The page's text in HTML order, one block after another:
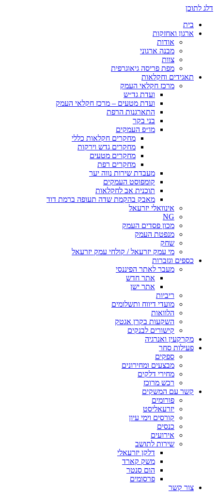
דלג לתוכן
בית
ארגון ואחזקות
אודות
מבנה ארגוני
צוות
מפת פריסה גיאוגרפית
תאגידים וחקלאות
מרכז חקלאי העמק
ועדת גד״ש
ועדת מטעים – מרכז חקלאי העמק
התארגנות הרפת
בני בקר
מו״פ העמקים
מחקרים חקלאות כללי
מחקרים גדש וירקות
מחקרים מטעים
מחקרים רפת
מעבדת שירות נווה יער
קומפוסט העמקים
תוכנית אב לחקלאות
מאבק בהקמת שדה תעופה ברמת דוד
אינוואלי יזרעאל
NG
מכון פסדים העמק
מנפטת העמק
שחק
מי עמק יזרעאל / קולחי עמק יזרעאל
כספים וגזברות
מעבר לאתר הפיננסי
אתר חדש
אתר ישן
ריביות
מועדי דיווח ותשלומים
הלוואות
השקעות בקרן אגטק
קישורים לבנקים
מקרקעין ואנרגיה
פעילות סחר
ספקים
מבצעים ומחירונים
מחירי דלקים
רכש מרוכז
קשר עם המשקים
פורומים
יזרעאליסט
קורסים וימי עיון
כנסים
אירועים
שירות לתושב
דלקן יזרעאלי
משק קארד
הום סנטר
פרסומים
צור קשר